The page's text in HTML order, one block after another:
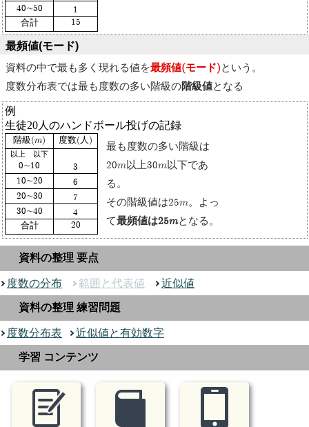
40∼50
1
合計
15
最頻値(モード)
資料の中で最も多く現れる値を最頻値(モード) という。
度数分布表では最も度数の多い階級の階級値となる
例
生徒20人のハンドボール投げの記録
階級(m) 度数(人)
以上 以下
0∼10
3
10∼20
6
20∼30
7
30∼40
4
合計
20
最も度数の多い階級は
20m以上30m以下であ
る。
その階級値は25m。よっ
て最頻値は25mとなる。
資料の整理 要点
度数の分布 範囲と代表値 近似値
資料の整理 練習問題
度数分布表 近似値と有効数字
学習 コンテンツ